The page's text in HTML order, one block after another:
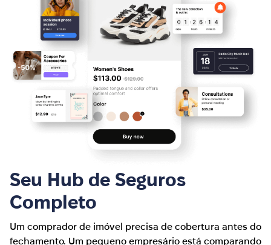
Seu Hub de Seguros
Completo
Um comprador de imóvel precisa de cobertura antes do
fechamento. Um pequeno empresário está comparando